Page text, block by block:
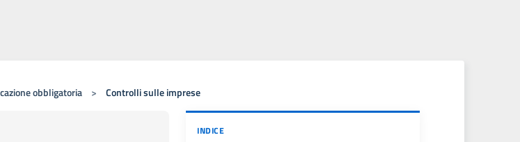
obbligatoria > Controlli sulle imprese
INDICE